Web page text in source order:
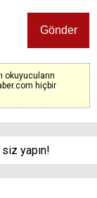
okuyucuların
hiçbir
yapın!